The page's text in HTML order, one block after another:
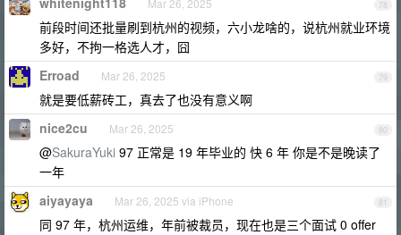
78
Mar 26, 2025
前段时间还批量刷到杭州的视频，六小龙啥的，说杭州就业环境
多好，不拘一格选人才，囧
79
Erroad Mar 26, 2025
就是要低薪砖工，真去了也没有意义啊
80
nice2cu Mar 26, 2025
@SakuraYuki 97 正常是 19 年毕业的 快 6 年 你是不是晚读了
一年
81
aiyayaya Mar 26, 2025 via iPhone
同 97 年，杭州运维，年前被裁员，现在也是三个面试 0 offer